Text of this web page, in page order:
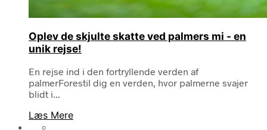
Oplev de skjulte skatte ved palmers mi - en
unik rejse!
En rejse ind i den fortryllende verden af
palmerForestil dig en verden, hvor palmerne svajer
blidt i...
Læs Mere